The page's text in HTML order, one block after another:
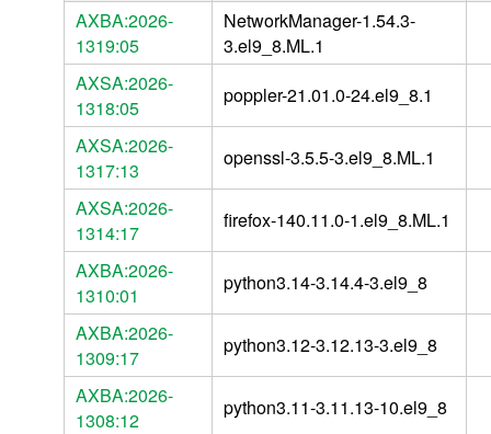
AXBA:2026-
1319:05
NetworkManager-1.54.3-
3.el9_8.ML.1
AXSA:2026-
1318:05
poppler-21.01.0-24.el9_8.1
AXSA:2026-
1317:13
openssl-3.5.5-3.el9_8.ML.1
AXSA:2026-
1314:17
firefox-140.11.0-1.el9_8.ML.1
AXBA:2026-
1310:01
python3.14-3.14.4-3.el9_8
AXBA:2026-
1309:17
python3.12-3.12.13-3.el9_8
AXBA:2026-
1308:12
python3.11-3.11.13-10.el9_8